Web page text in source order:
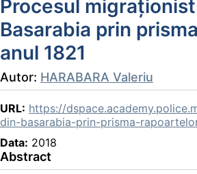
Procesul
Basarabia prin
anul 1821
Autor: HARABARA Valeriu
URL: https://
din-basarabia-prin-prisma-
Data: 2018
Abstract